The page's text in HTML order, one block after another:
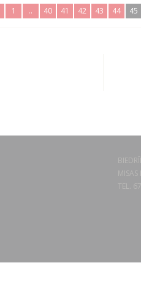
1 .. 40 41 42 43 44 45
TEL.